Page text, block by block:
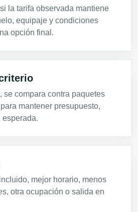
la tarifa observada mantiene
equipaje y condiciones
opción final.
se compara contra paquetes
mantener presupuesto,
mejor horario, menos
otra ocupación o salida en